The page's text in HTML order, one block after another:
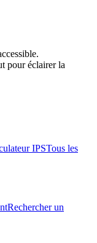
pour éclairer la
IPSTous les
Rechercher un